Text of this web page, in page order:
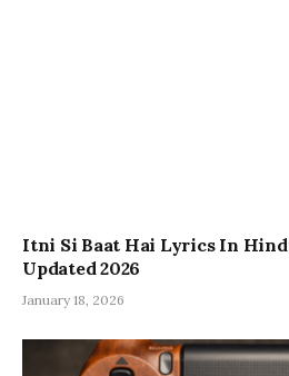
Itni Si Baat Hai Lyrics In
Updated 2026
January 18, 2026